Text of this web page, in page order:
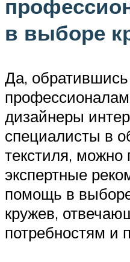
в выборе
Да, обратившись
дизайнеры
специалисты в
текстиля, можно
экспертные
помощь в
кружев,
потребностям и